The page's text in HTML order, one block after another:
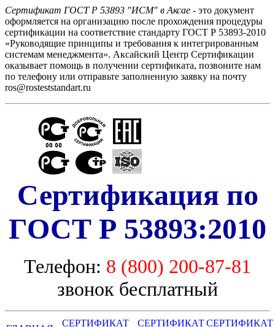
Сертификат ГОСТ Р 53893 "ИСМ" в Аксае - это документ
оформляется на организацию после прохождения процедуры
сертификации на соответствие стандарту ГОСТ Р 53893-2010
«Руководящие принципы и требования к интегрированным
системам менеджмента». Аксайский Центр Сертификации
оказывает помощь в получении сертификата, позвоните нам
по телефону или отправьте заполненную заявку на почту
ros@rosteststandart.ru
Сертификация по
ГОСТ Р 53893:2010
Телефон: 8 (800) 200-87-81
звонок бесплатный
СЕРТИФИКАТ
СЕРТИФИКАТСЕРТИФИКАТ